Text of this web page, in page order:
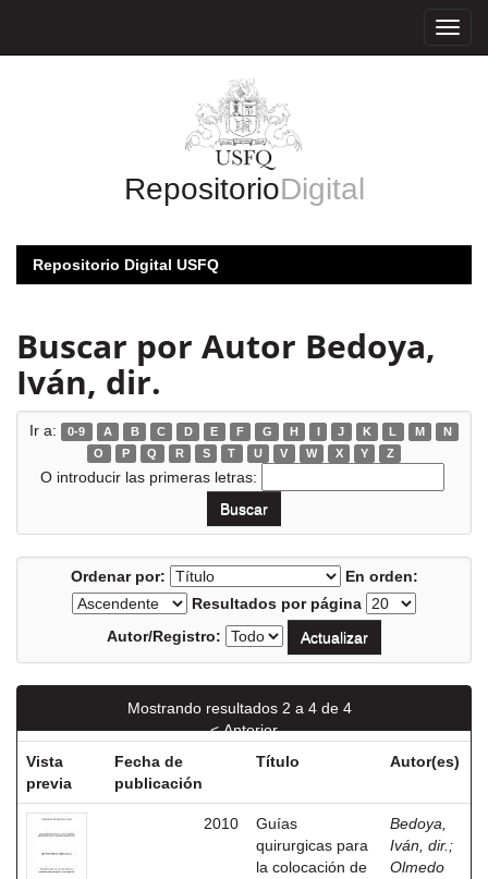
RepositorioDigital
Repositorio Digital USFQ
Buscar por Autor Bedoya,
Iván, dir.
Ir a: 0-9 A B C D E F G H I J K L M
N
O
P Q R S T U V W X Y Z
O introducir las primeras letras:
Ordenar por:
En orden:
Resultados por página
Autor/Registro:
Mostrando resultados 2 a 4 de 4
< Anterior
Vista
previa
Fecha de
publicación
Título Autor(es)
2010
Guías
quirurgicas para
la colocación de
Bedoya,
Iván, dir. ;
Olmedo